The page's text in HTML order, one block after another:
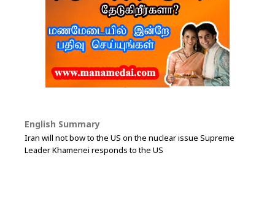
English Summary
Iran will not bow to the US on the nuclear issue Supreme
Leader Khamenei responds to the US